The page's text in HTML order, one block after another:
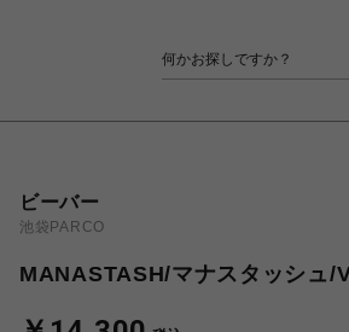
ビーバー
池袋PARCO
MANASTASH/マナスタッシュ